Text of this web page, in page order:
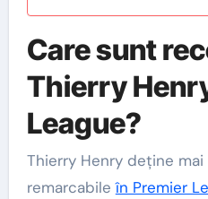
Care sunt
Thierry
League?
Thierry Henry deține
remarcabileîn Premier